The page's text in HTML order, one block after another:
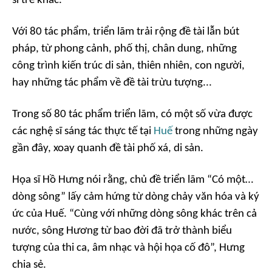
Với 80 tác phẩm, triển lãm trải rộng đề tài lẫn bút
pháp, từ phong cảnh, phố thị, chân dung, những
công trình kiến trúc di sản, thiên nhiên, con người,
hay những tác phẩm về đề tài trừu tượng...
Trong số 80 tác phẩm triển lãm, có một số vừa được
các nghệ sĩ sáng tác thực tế tại Huế trong những ngày
gần đây, xoay quanh đề tài phố xá, di sản.
Họa sĩ Hồ Hưng nói rằng, chủ đề triển lãm “Có một…
dòng sông” lấy cảm hứng từ dòng chảy văn hóa và ký
ức của Huế. “Cùng với những dòng sông khác trên cả
nước, sông Hương từ bao đời đã trở thành biểu
tượng của thi ca, âm nhạc và hội họa cố đô”, Hưng
chia sẻ.